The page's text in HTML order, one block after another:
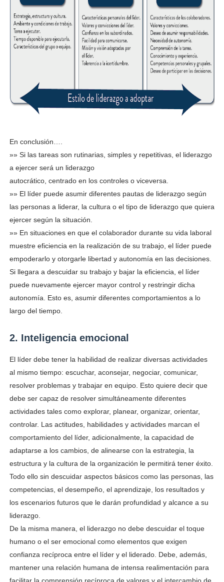
En conclusión….
»» Si las tareas son rutinarias, simples y repetitivas, el liderazgo
a ejercer será un liderazgo
autocrático, centrado en los controles o viceversa.
»» El líder puede asumir diferentes pautas de liderazgo según
las personas a liderar, la cultura o el tipo de liderazgo que quiera
ejercer según la situación.
»» En situaciones en que el colaborador durante su vida laboral
muestre eficiencia en la realización de su trabajo, el líder puede
empoderarlo y otorgarle libertad y autonomía en las decisiones.
Si llegara a descuidar su trabajo y bajar la eficiencia, el líder
puede nuevamente ejercer mayor control y restringir dicha
autonomía. Esto es, asumir diferentes comportamientos a lo
largo del tiempo.
2. Inteligencia emocional
El líder debe tener la habilidad de realizar diversas actividades
al mismo tiempo: escuchar, aconsejar, negociar, comunicar,
resolver problemas y trabajar en equipo. Esto quiere decir que
debe ser capaz de resolver simultáneamente diferentes
actividades tales como explorar, planear, organizar, orientar,
controlar. Las actitudes, habilidades y actividades marcan el
comportamiento del líder, adicionalmente, la capacidad de
adaptarse a los cambios, de alinearse con la estrategia, la
estructura y la cultura de la organización le permitirá tener éxito.
Todo ello sin descuidar aspectos básicos como las personas, las
competencias, el desempeño, el aprendizaje, los resultados y
los escenarios futuros que le darán profundidad y alcance a su
liderazgo.
De la misma manera, el liderazgo no debe descuidar el toque
humano o el ser emocional como elementos que exigen
confianza recíproca entre el líder y el liderado. Debe, además,
mantener una relación humana de intensa realimentación para